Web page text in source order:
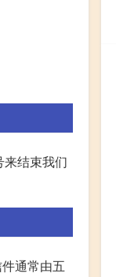
来结束我们
通常由五